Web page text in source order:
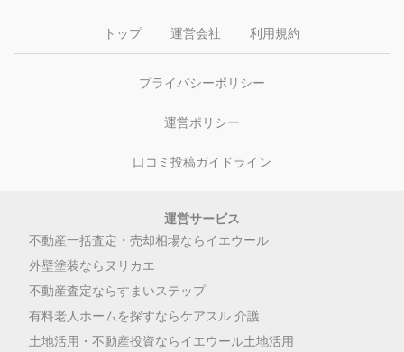
トップ 運営会社 利用規約
プライバシーポリシー
運営ポリシー
口コミ投稿ガイドライン
運営サービス
不動産一括査定・売却相場ならイエウール
外壁塗装ならヌリカエ
不動産査定ならすまいステップ
有料老人ホームを探すならケアスル 介護
土地活用・不動産投資ならイエウール土地活用